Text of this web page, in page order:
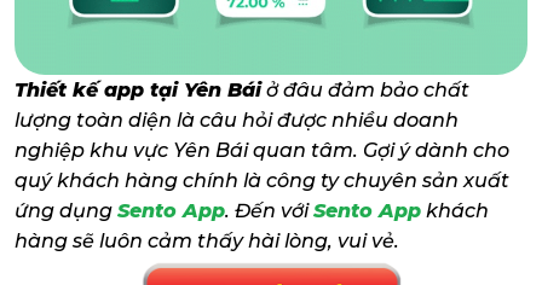
Thiết kế app tại Yên Báiở đâu đảm bảo chất
lượng toàn diện là câu hỏi được nhiều doanh
nghiệp khu vực Yên Bái quan tâm. Gợi ý dành cho
quý khách hàng chính là công ty chuyên sản xuất
ứng dụng Sento App. Đến vớiSento App khách
hàng sẽ luôn cảm thấy hài lòng, vui vẻ.